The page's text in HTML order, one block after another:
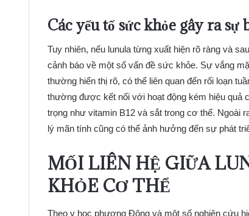
Các yếu tố sức khỏe gây ra
Tuy nhiên, nếu lunula từng xuất hiện rõ ràng và
cảnh báo về một số vấn đề sức khỏe. Sự vắng
thường hiển thị rõ, có thể liên quan đến rối loạn
thường được kết nối với hoạt động kém hiệu quả
trọng như vitamin B12 và sắt trong cơ thể. Ngoài
lý mãn tính cũng có thể ảnh hưởng đến sự phát
MỐI LIÊN HỆ GIỮA
KHỎE CƠ THỂ
Theo y học phương Đông và một số nghiên cứu